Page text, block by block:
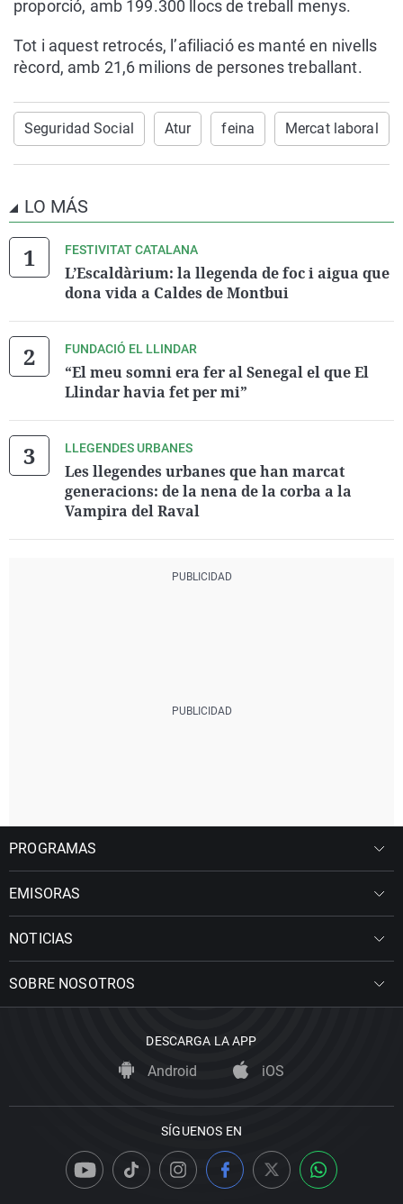
proporció, amb 199.300 llocs de treball menys.
Tot i aquest retrocés, l’afiliació es manté en nivells
rècord, amb 21,6 milions de persones treballant.
Seguridad Social Atur feina Mercat laboral
LO MÁS
FESTIVITAT CATALANA
L’Escaldàrium: la llegenda de foc i aigua que
dona vida a Caldes de Montbui
FUNDACIÓ EL LLINDAR
“El meu somni era fer al Senegal el que El
Llindar havia fet per mi”
LLEGENDES URBANES
Les llegendes urbanes que han marcat
generacions: de la nena de la corba a la
Vampira del Raval
PROGRAMAS
EMISORAS
NOTICIAS
SOBRE NOSOTROS
DESCARGA LA APP
Android iOS
SÍGUENOS EN